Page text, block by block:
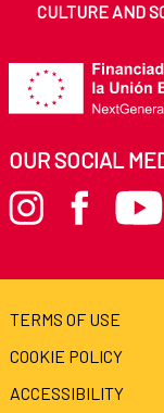
CULTURE AND
OUR SOCIAL
TERMS OF USE
COOKIE POLICY
ACCESSIBILITY